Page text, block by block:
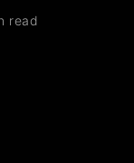
read